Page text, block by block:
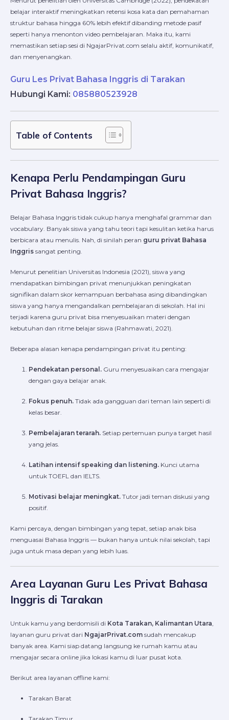
belajar interaktif meningkatkan retensi kosa kata dan pemahaman
struktur bahasa hingga 60% lebih efektif dibanding metode pasif
seperti hanya menonton video pembelajaran. Maka itu, kami
memastikan setiap sesi di NgajarPrivat.com selalu aktif, komunikatif,
dan menyenangkan.
Guru Les Privat Bahasa Inggris di Tarakan
Hubungi Kami: 085880523928
Table of Contents
Kenapa Perlu Pendampingan Guru
Privat Bahasa Inggris?
Belajar Bahasa Inggris tidak cukup hanya menghafal grammar dan
vocabulary. Banyak siswa yang tahu teori tapi kesulitan ketika harus
berbicara atau menulis. Nah, di sinilah peran guru privat Bahasa
Inggris sangat penting.
Menurut penelitian Universitas Indonesia (2021), siswa yang
mendapatkan bimbingan privat menunjukkan peningkatan
signifikan dalam skor kemampuan berbahasa asing dibandingkan
siswa yang hanya mengandalkan pembelajaran di sekolah. Hal ini
terjadi karena guru privat bisa menyesuaikan materi dengan
kebutuhan dan ritme belajar siswa (Rahmawati, 2021).
Beberapa alasan kenapa pendampingan privat itu penting:
Pendekatan personal. Guru menyesuaikan cara mengajar
dengan gaya belajar anak.
Fokus penuh. Tidak ada gangguan dari teman lain seperti di
kelas besar.
Pembelajaran terarah. Setiap pertemuan punya target hasil
yang jelas.
Latihan intensif speaking dan listening. Kunci utama
untuk TOEFL dan IELTS.
Motivasi belajar meningkat. Tutor jadi teman diskusi yang
positif.
Kami percaya, dengan bimbingan yang tepat, setiap anak bisa
menguasai Bahasa Inggris — bukan hanya untuk nilai sekolah, tapi
juga untuk masa depan yang lebih luas.
Area Layanan Guru Les Privat Bahasa
Inggris di Tarakan
Untuk kamu yang berdomisili di Kota Tarakan, Kalimantan Utara
layanan guru privat dari NgajarPrivat.com sudah mencakup
banyak area. Kami siap datang langsung ke rumah kamu atau
mengajar secara online jika lokasi kamu di luar pusat kota.
Berikut area layanan offline kami:
Tarakan Barat